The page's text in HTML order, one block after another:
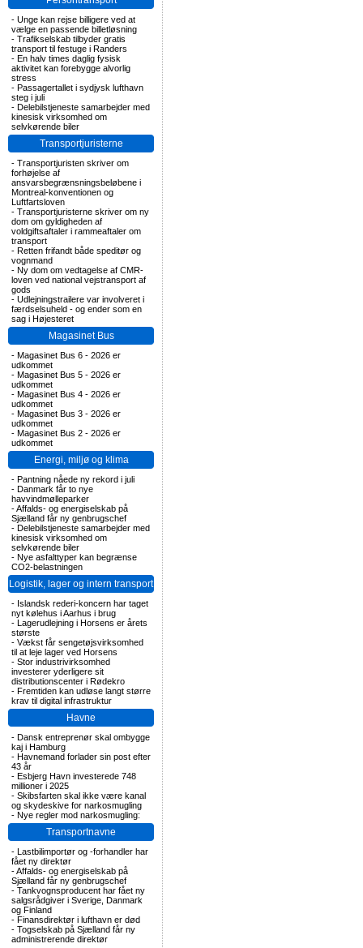
- Unge kan rejse billigere ved at
vælge en passende billetløsning
- Trafikselskab tilbyder gratis
transport til festuge i Randers
- En halv times daglig fysisk
aktivitet kan forebygge alvorlig
stress
- Passagertallet i sydjysk lufthavn
steg i juli
- Delebilstjeneste samarbejder med
kinesisk virksomhed om
selvkørende biler
Transportjuristerne
- Transportjuristen skriver om
forhøjelse af
ansvarsbegrænsningsbeløbene i
Montreal-konventionen og
Luftfartsloven
- Transportjuristerne skriver om ny
dom om gyldigheden af
voldgiftsaftaler i rammeaftaler om
transport
- Retten frifandt både speditør og
vognmand
- Ny dom om vedtagelse af CMR-
loven ved national vejstransport af
gods
- Udlejningstrailere var involveret i
færdselsuheld - og ender som en
sag i Højesteret
Magasinet Bus
- Magasinet Bus 6 - 2026 er
udkommet
- Magasinet Bus 5 - 2026 er
udkommet
- Magasinet Bus 4 - 2026 er
udkommet
- Magasinet Bus 3 - 2026 er
udkommet
- Magasinet Bus 2 - 2026 er
udkommet
Energi, miljø og klima
- Pantning nåede ny rekord i juli
- Danmark får to nye
havvindmølleparker
-Affalds- og energiselskab på
Sjælland får ny genbrugschef
- Delebilstjeneste samarbejder med
kinesisk virksomhed om
selvkørende biler
- Nye asfalttyper kan begrænse
CO2-belastningen
Logistik, lager og intern transport
- Islandsk rederi-koncern har taget
nyt kølehus i Aarhus i brug
- Lagerudlejning i Horsens er årets
største
- Vækst får sengetøjsvirksomhed
til at leje lager ved Horsens
- Stor industrivirksomhed
investerer yderligere sit
distributionscenter i Rødekro
- Fremtiden kan udløse langt større
krav til digital infrastruktur
Havne
- Dansk entreprenør skal ombygge
kaj i Hamburg
- Havnemand forlader sin post efter
43 år
- Esbjerg Havn investerede 748
millioner i 2025
- Skibsfarten skal ikke være kanal
og skydeskive for narkosmugling
- Nye regler mod narkosmugling:
Transportnavne
- Lastbilimportør og -forhandler har
fået ny direktør
-Affalds- og energiselskab på
Sjælland får ny genbrugschef
- Tankvognsproducent har fået ny
salgsrådgiver i Sverige, Danmark
og Finland
- Finansdirektør i lufthavn er død
- Togselskab på Sjælland får ny
administrerende direktør